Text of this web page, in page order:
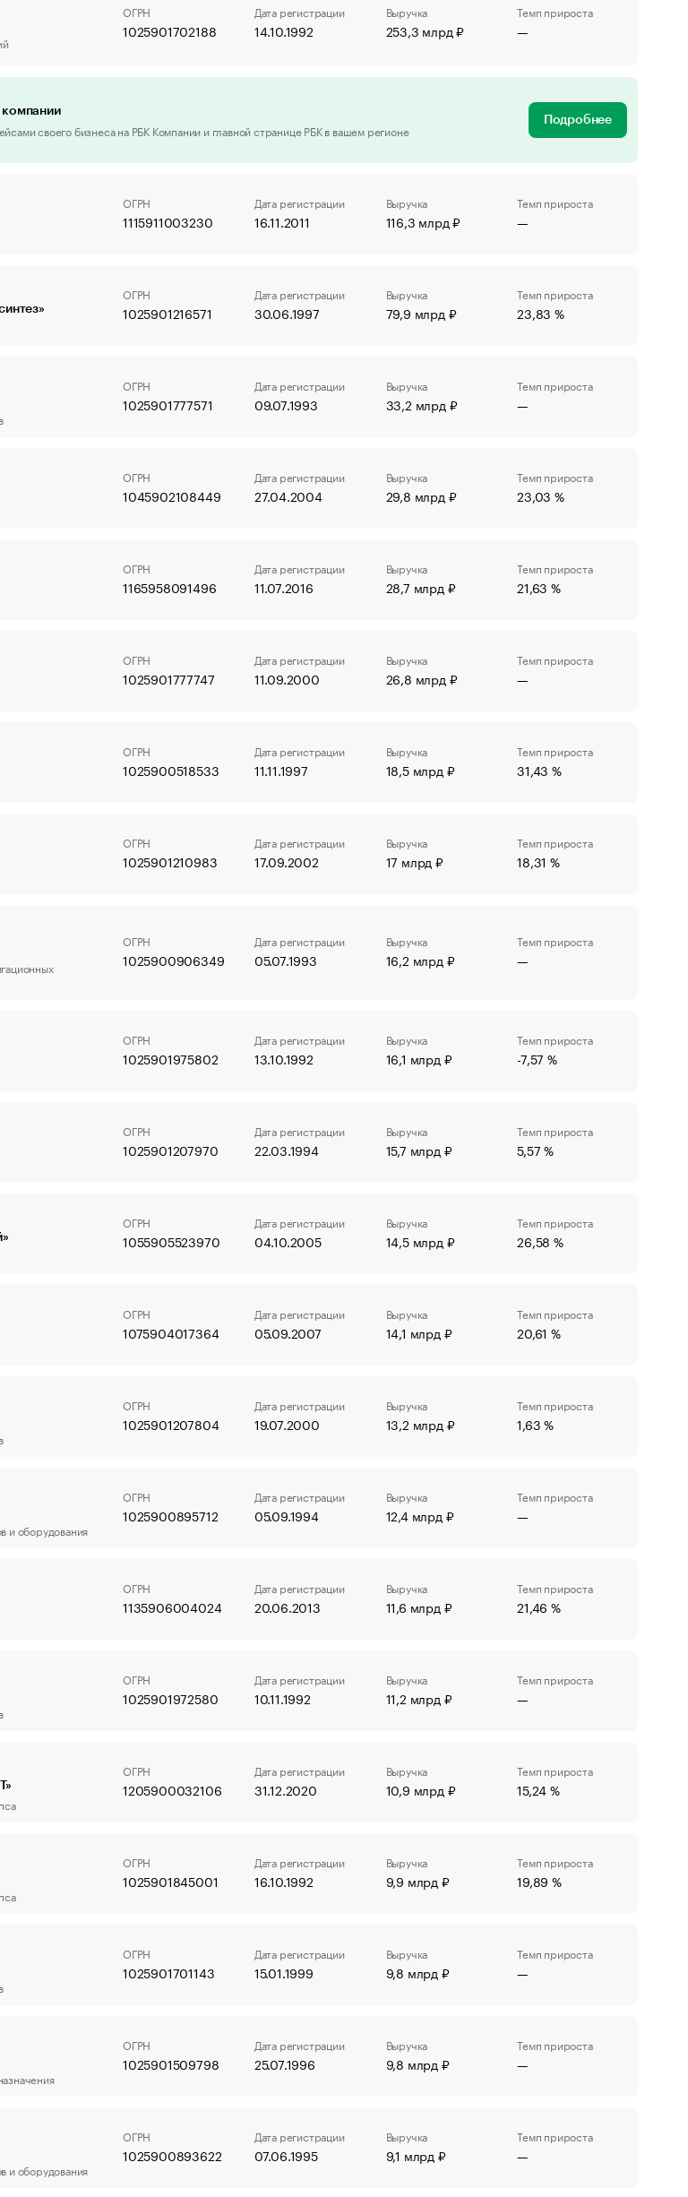
ОГРН
1025901702188
Дата регистрации
14.10.1992
Выручка
253,3 млрд ₽
Темп прироста
—
компании
своего бизнеса на РБК Компании и главной странице РБК в вашем регионе
Подробнее
ОГРН
1115911003230
Дата регистрации
16.11.2011
Выручка
116,3 млрд ₽
Темп прироста
—
ОГРН
1025901216571
Дата регистрации
30.06.1997
Выручка
79,9 млрд ₽
Темп прироста
23,83 %
ОГРН
1025901777571
Дата регистрации
09.07.1993
Выручка
33,2 млрд ₽
Темп прироста
—
ОГРН
1045902108449
Дата регистрации
27.04.2004
Выручка
29,8 млрд ₽
Темп прироста
23,03 %
ОГРН
1165958091496
Дата регистрации
11.07.2016
Выручка
28,7 млрд ₽
Темп прироста
21,63 %
ОГРН
1025901777747
Дата регистрации
11.09.2000
Выручка
26,8 млрд ₽
Темп прироста
—
ОГРН
1025900518533
Дата регистрации
11.11.1997
Выручка
18,5 млрд ₽
Темп прироста
31,43 %
ОГРН
1025901210983
Дата регистрации
17.09.2002
Выручка
17 млрд ₽
Темп прироста
18,31 %
ОГРН
1025900906349
Дата регистрации
05.07.1993
Выручка
16,2 млрд ₽
Темп прироста
—
ОГРН
1025901975802
Дата регистрации
13.10.1992
Выручка
16,1 млрд ₽
Темп прироста
-7,57 %
ОГРН
1025901207970
Дата регистрации
22.03.1994
Выручка
15,7 млрд ₽
Темп прироста
5,57 %
ОГРН
1055905523970
Дата регистрации
04.10.2005
Выручка
14,5 млрд ₽
Темп прироста
26,58 %
ОГРН
1075904017364
Дата регистрации
05.09.2007
Выручка
14,1 млрд ₽
Темп прироста
20,61 %
ОГРН
1025901207804
Дата регистрации
19.07.2000
Выручка
13,2 млрд ₽
Темп прироста
1,63 %
и оборудования
ОГРН
1025900895712
Дата регистрации
05.09.1994
Выручка
12,4 млрд ₽
Темп прироста
—
ОГРН
1135906004024
Дата регистрации
20.06.2013
Выручка
11,6 млрд ₽
Темп прироста
21,46 %
ОГРН
1025901972580
Дата регистрации
10.11.1992
Выручка
11,2 млрд ₽
Темп прироста
—
ОГРН
1205900032106
Дата регистрации
31.12.2020
Выручка
10,9 млрд ₽
Темп прироста
15,24 %
ОГРН
1025901845001
Дата регистрации
16.10.1992
Выручка
9,9 млрд ₽
Темп прироста
19,89 %
ОГРН
1025901701143
Дата регистрации
15.01.1999
Выручка
9,8 млрд ₽
Темп прироста
—
ОГРН
1025901509798
Дата регистрации
25.07.1996
Выручка
9,8 млрд ₽
Темп прироста
—
и оборудования
ОГРН
1025900893622
Дата регистрации
07.06.1995
Выручка
9,1 млрд ₽
Темп прироста
—